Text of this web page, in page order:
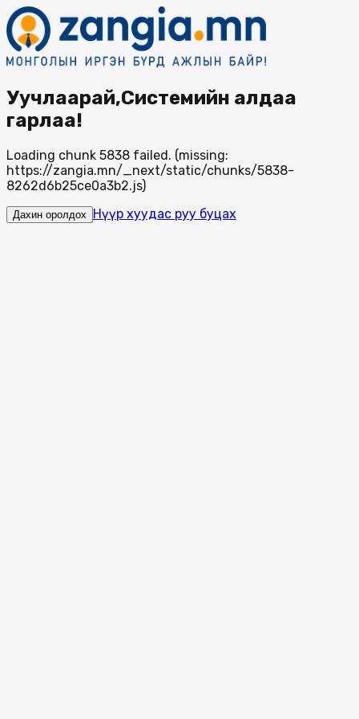
Уучлаарай,Системийн алдаа
гарлаа!
Loading chunk 5838 failed. (missing:
https://zangia.mn/_next/static/chunks/5838-
8262d6b25ce0a3b2.js)
Дахин оролдох Нүүр хуудас руу буцах